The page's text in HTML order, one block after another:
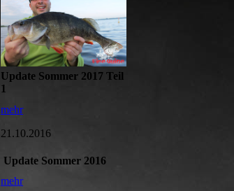
Update Sommer 2017 Teil
1
mehr
21.10.2016
Update Sommer 2016
mehr